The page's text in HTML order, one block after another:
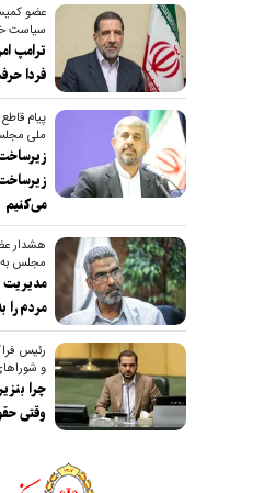
عضو
سیاست
ترامپ
فردا
پیام
ملی
زیرساخت
می‌کنیم
هشدار
مجلس به
مدیریت
مردم را
رئیس
و
چرا
وقتی